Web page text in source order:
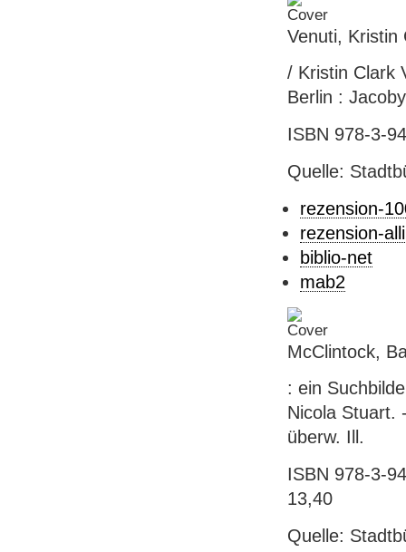
Venuti, Kristin
/ Kristin Clark
Berlin :
ISBN 978-3-
Quelle:
rezension-
rezension-alli
biblio-net
mab2
McClintock,
: ein
Nicola Stuart.
überw. Ill.
ISBN 978-3-
13,40
Quelle: